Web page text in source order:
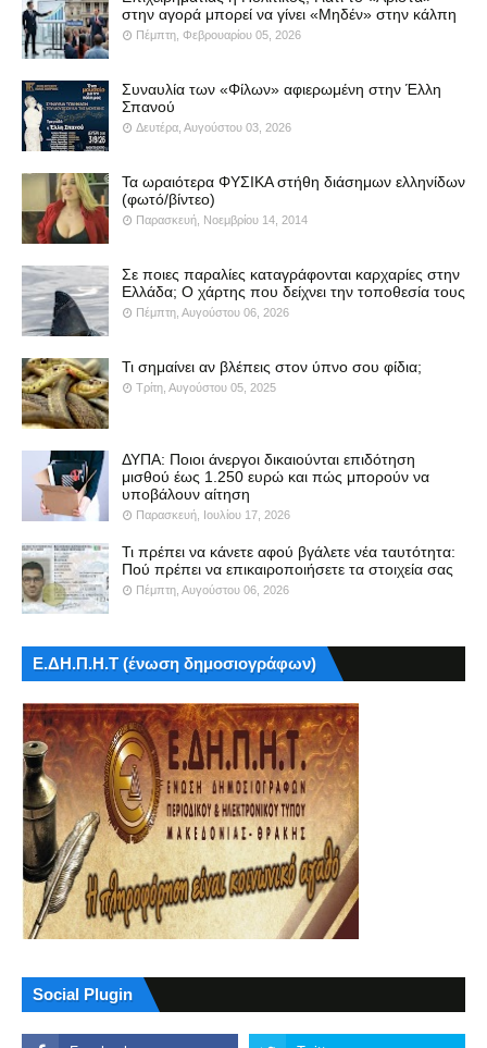
στην αγορά μπορεί να γίνει «Μηδέν» στην κάλπη
Πέμπτη, Φεβρουαρίου 05, 2026
Συναυλία των «Φίλων» αφιερωμένη στην Έλλη
Σπανού
Δευτέρα, Αυγούστου 03, 2026
Τα ωραιότερα ΦΥΣΙΚΑ στήθη διάσημων ελληνίδων
(φωτό/βίντεο)
Παρασκευή, Νοεμβρίου 14, 2014
Σε ποιες παραλίες καταγράφονται καρχαρίες στην
Ελλάδα; Ο χάρτης που δείχνει την τοποθεσία τους
Πέμπτη, Αυγούστου 06, 2026
Τι σημαίνει αν βλέπεις στον ύπνο σου φίδια;
Τρίτη, Αυγούστου 05, 2025
ΔΥΠΑ: Ποιοι άνεργοι δικαιούνται επιδότηση
μισθού έως 1.250 ευρώ και πώς μπορούν να
υποβάλουν αίτηση
Παρασκευή, Ιουλίου 17, 2026
Τι πρέπει να κάνετε αφού βγάλετε νέα ταυτότητα:
Πού πρέπει να επικαιροποιήσετε τα στοιχεία σας
Πέμπτη, Αυγούστου 06, 2026
Ε.ΔΗ.Π.Η.Τ (ένωση δημοσιογράφων)
Social Plugin